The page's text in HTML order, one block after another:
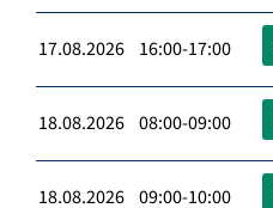
17.08.2026 16:00-17:00
18.08.2026 08:00-09:00
18.08.2026 09:00-10:00